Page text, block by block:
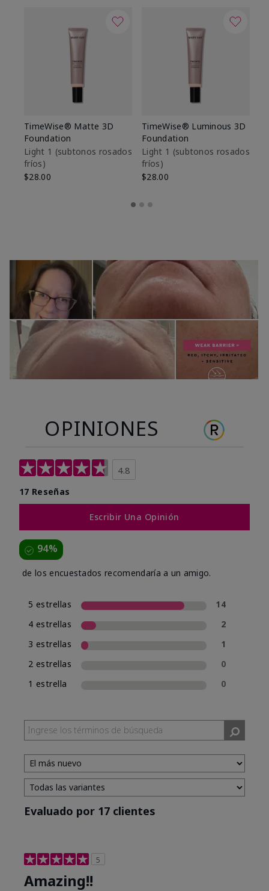
TimeWise® Matte 3D
Foundation
Light 1​ (subtonos rosados
fríos)
$28.00
TimeWise® Luminous 3D
Foundation
Light 1​ (subtonos rosados
fríos)
$28.00
OPINIONES
4.8
17 Reseñas
Escribir Una Opinión
94%
de los encuestados recomendaría a un amigo.
5 estrellas
14
4 estrellas
2
3 estrellas
1
2 estrellas
0
1 estrella
0
Evaluado por 17 clientes
5
Amazing!!